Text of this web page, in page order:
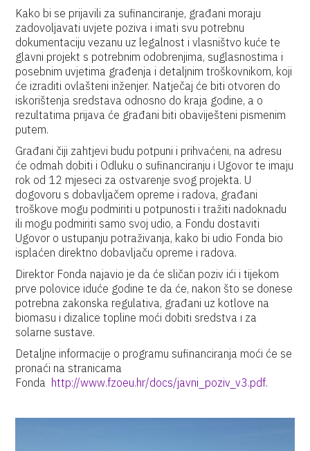
Kako bi se prijavili za sufinanciranje, građani moraju
zadovoljavati uvjete poziva i imati svu potrebnu
dokumentaciju vezanu uz legalnost i vlasništvo kuće te
glavni projekt s potrebnim odobrenjima, suglasnostima i
posebnim uvjetima građenja i detaljnim troškovnikom, koji
će izraditi ovlašteni inženjer. Natječaj će biti otvoren do
iskorištenja sredstava odnosno do kraja godine, a o
rezultatima prijava će građani biti obaviješteni pismenim
putem.
Građani čiji zahtjevi budu potpuni i prihvaćeni, na adresu
će odmah dobiti i Odluku o sufinanciranju i Ugovor te imaju
rok od 12 mjeseci za ostvarenje svog projekta. U
dogovoru s dobavljačem opreme i radova, građani
troškove mogu podmiriti u potpunosti i tražiti nadoknadu
ili mogu podmiriti samo svoj udio, a Fondu dostaviti
Ugovor o ustupanju potraživanja, kako bi udio Fonda bio
isplaćen direktno dobavljaču opreme i radova.
Direktor Fonda najavio je da će sličan poziv ići i tijekom
prve polovice iduće godine te da će, nakon što se donese
potrebna zakonska regulativa, građani uz kotlove na
biomasu i dizalice topline moći dobiti sredstva i za
solarne sustave.
Detaljne informacije o programu sufinanciranja moći će se
pronaći na stranicama
Fonda http://www.fzoeu.hr/docs/javni_poziv_v3.pdf.